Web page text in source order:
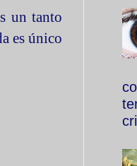
un tanto
es único